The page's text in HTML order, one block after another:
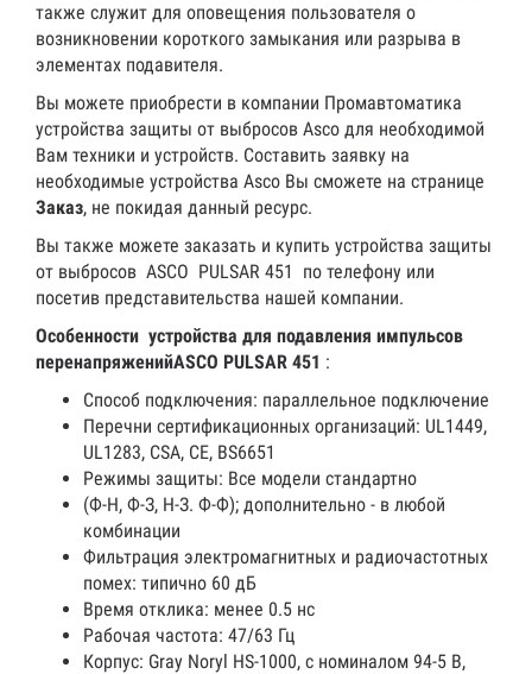
также служит для оповещения пользователя о
возникновении короткого замыкания или разрыва в
элементах подавителя.
Вы можете приобрести в компании Промавтоматика
устройства защиты от выбросов Asco для необходимой
Вам техники и устройств. Составить заявку на
необходимые устройства Asco Вы сможете на странице
Заказ, не покидая данный ресурс.
Вы также можете заказать и купить устройства защиты
от выбросов ASCO PULSAR 451 по телефону или
посетив представительства нашей компании.
Особенности устройства для подавления импульсов
перенапряженийASCO PULSAR 451 :
Способ подключения: параллельное подключение
Перечни сертификационных организаций: UL1449,
UL1283, CSA, CE, BS6651
Режимы защиты: Все модели стандартно
(Ф-Н, Ф-З, Н-З. Ф-Ф); дополнительно - в любой
комбинации
Фильтрация электромагнитных и радиочастотных
помех: типично 60 дБ
Время отклика: менее 0.5 нс
Рабочая частота: 47/63 Гц
Корпус: Gray Noryl HS-1000, с номиналом 94-5 В,